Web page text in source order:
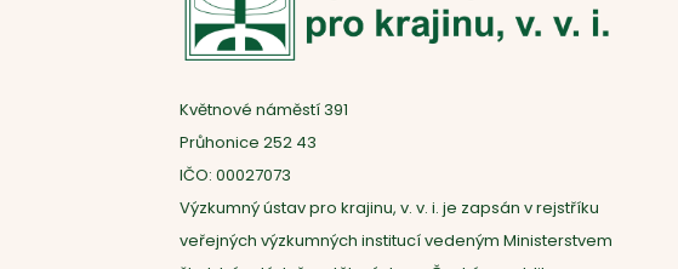
Květnové náměstí 391
Průhonice 252 43
IČO: 00027073
Výzkumný ústav pro krajinu, v. v. i. je zapsán v rejstříku
veřejných výzkumných institucí vedeným Ministerstvem